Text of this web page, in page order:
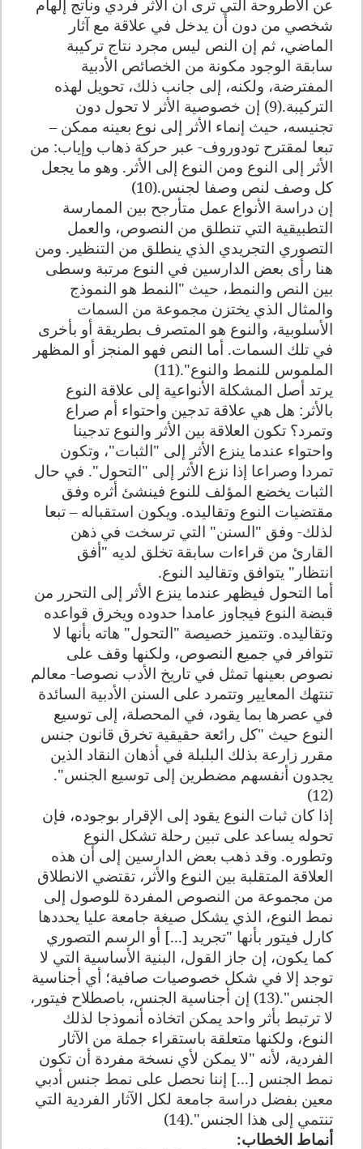
عن الأطروحة التي ترى أن الأثر فردي وناتج إلهام
شخصي من دون أن يدخل في علاقة مع آثار
الماضي، ثم إن النص ليس مجرد نتاج تركيبة
سابقة الوجود مكونة من الخصائص الأدبية
المفترضة، ولكنه، إلى جانب ذلك، تحويل لهذه
التركيبة.(9) إن خصوصية الأثر لا تحول دون
تجنيسه، حيث إنماء الأثر إلى نوع بعينه ممكن –
تبعا لمقترح تودوروف- عبر حركة ذهاب وإياب: من
الأثر إلى النوع ومن النوع إلى الأثر. وهو ما يجعل
كل وصف لنص وصفا لجنس.(10)
إن دراسة الأنواع عمل متأرجح بين الممارسة
التطبيقية التي تنطلق من النصوص، والعمل
التصوري التجريدي الذي ينطلق من التنظير. ومن
هنا رأى بعض الدارسين في النوع مرتبة وسطى
بين النص والنمط، حيث "النمط هو النموذج
والمثال الذي يختزن مجموعة من السمات
الأسلوبية، والنوع هو المتصرف بطريقة أو بأخرى
في تلك السمات. أما النص فهو المنجز أو المظهر
الملموس للنمط والنوع".(11)
يرتد أصل المشكلة الأنواعية إلى علاقة النوع
بالأثر: هل هي علاقة تدجين واحتواء أم صراع
وتمرد؟ تكون العلاقة بين الأثر والنوع تدجينا
واحتواء عندما ينزع الأثر إلى "الثبات"، وتكون
تمردا وصراعا إذا نزع الأثر إلى "التحول". في حال
الثبات يخضع المؤلف للنوع فينشئ أثره وفق
مقتضيات النوع وتقاليده. ويكون استقباله – تبعا
لذلك- وفق "السنن" التي ترسخت في ذهن
القارئ من قراءات سابقة تخلق لديه "أفق
انتظار" يتوافق وتقاليد النوع.
أما التحول فيظهر عندما ينزع الأثر إلى التحرر من
قبضة النوع فيجاوز عامدا حدوده ويخرق قواعده
وتقاليده. وتتميز خصيصة "التحول" هاته بأنها لا
تتوافر في جميع النصوص، ولكنها وقف على
نصوص بعينها تمثل في تاريخ الأدب نصوصا- معالم
تنتهك المعايير وتتمرد على السنن الأدبية السائدة
في عصرها بما يقود، في المحصلة، إلى توسيع
النوع حيث "كل رائعة حقيقية تخرق قانون جنس
مقرر زارعة بذلك البلبلة في أذهان النقاد الذين
يجدون أنفسهم مضطرين إلى توسيع الجنس".
(12)
إذا كان ثبات النوع يقود إلى الإقرار بوجوده، فإن
تحوله يساعد على تبين رحلة تشكل النوع
وتطوره. وقد ذهب بعض الدارسين إلى أن هذه
العلاقة المتقلبة بين النوع والأثر، تقتضي الانطلاق
من مجموعة من النصوص المفردة للوصول إلى
نمط النوع، الذي يشكل صيغة جامعة عليا يحددها
كارل فيتور بأنها "تجريد [...] أو الرسم التصوري
كما يكون، إن جاز القول، البنية الأساسية التي لا
توجد إلا في شكل خصوصيات صافية؛ أي أجناسية
الجنس".(13)
إن أجناسية الجنس، باصطلاح فيتور،
لا ترتبط بأثر واحد يمكن اتخاذه أنموذجا لذلك
النوع، ولكنها متعلقة باستقراء جملة من الآثار
الفردية، لأنه "لا يمكن لأي نسخة مفردة أن تكون
نمط الجنس [...] إننا نحصل على نمط جنس أدبي
معين بفضل دراسة جامعة لكل الآثار الفردية التي
تنتمي إلى هذا الجنس".(14)
أنماط الخطاب: